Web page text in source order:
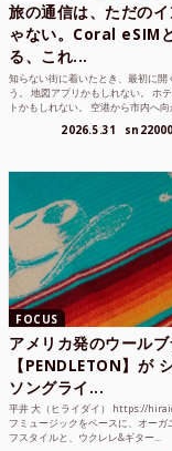
旅の通信は、ただの
ゃない。Coral eSIM
る、これ...
知らない街に着いたとき、最初に開
う。 地図アプリかもしれない。 ホ
トかもしれない。 空港から市内へ
2026.5.31 sn22000
FOCUS
アメリカ発のウール
【PENDLETON】が
ソングライ...
平井 大（ヒライダイ） https://
フミュージックをベースに、オーガ
フスタイルと、ウクレレ&ギター...